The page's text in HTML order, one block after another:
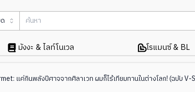
มังงะ & ไลท์โนเวล โรแมนซ์ & BL
แค่กินพลังปีศาจจากศิลาเวท ผมก็ไร้เทียมทานในต่างโลก! (ฉบับ V-